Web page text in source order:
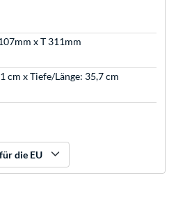
x T 311mm
cm x Tiefe/Länge: 35,7 cm
die EU